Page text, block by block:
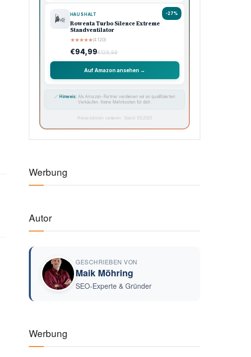
-27%
🌬️ HAUSHALT
Rowenta Turbo Silence Extreme
Standventilator
★★★★★(4.120)
€94,99€129,99
Auf Amazon ansehen →
🔗 Hinweis: Als Amazon-Partner verdienen wir an qualifizierten
Verkäufen. Keine Mehrkosten für dich.
Preise können variieren · Stand: 8.8.2026
Werbung
Autor
GESCHRIEBEN VON
Maik Möhring
SEO-Experte & Gründer
Werbung